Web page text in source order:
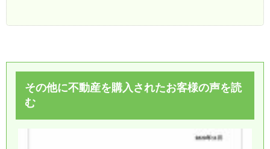
その他に不動産を購入されたお客様の声を読
む